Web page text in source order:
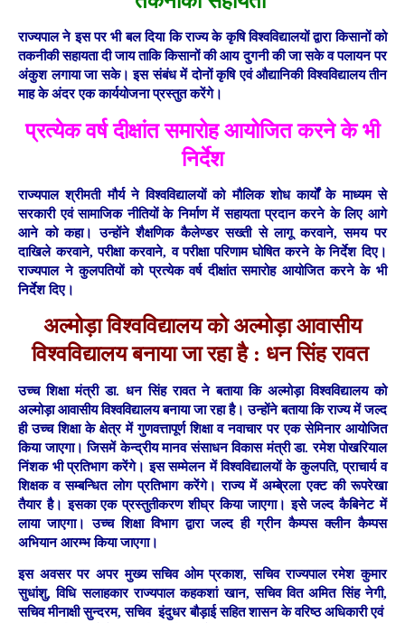
राज्यपाल ने इस पर भी बल दिया कि राज्य के कृषि विश्वविद्यालयों द्वारा किसानों को
तकनीकी सहायता दी जाय ताकि किसानों की आय दुगनी की जा सके व पलायन पर
अंकुश लगाया जा सके। इस संबंध में दोनों कृषि एवं औद्यानिकी विश्वविद्यालय तीन
माह के अंदर एक कार्ययोजना प्रस्तुत करेंगे।
प्रत्येक वर्ष दीक्षांत समारोह आयोजित करने के भी
निर्देश
राज्यपाल श्रीमती मौर्य ने विश्वविद्यालयों को मौलिक शोध कार्यों के माध्यम से
सरकारी एवं सामाजिक नीतियों के निर्माण में सहायता प्रदान करने के लिए आगे
आने को कहा। उन्होंने शैक्षणिक कैलेण्डर सख्ती से लागू करवाने, समय पर
दाखिले करवाने, परीक्षा करवाने, व परीक्षा परिणाम घोषित करने के निर्देश दिए।
राज्यपाल ने कुलपतियों को प्रत्येक वर्ष दीक्षांत समारोह आयोजित करने के भी
निर्देश दिए।
अल्मोड़ा विश्वविद्यालय को अल्मोड़ा आवासीय
विश्वविद्यालय बनाया जा रहा है : धन सिंह रावत
उच्च शिक्षा मंत्री डा. धन सिंह रावत ने बताया कि अल्मोड़ा विश्वविद्यालय को
अल्मोड़ा आवासीय विश्वविद्यालय बनाया जा रहा है। उन्होंने बताया कि राज्य में जल्द
ही उच्च शिक्षा के क्षेत्र में गुणवत्तापूर्ण शिक्षा व नवाचार पर एक सेमिनार आयोजित
किया जाएगा। जिसमें केन्द्रीय मानव संसाधन विकास मंत्री डा. रमेश पोखरियाल
निंशक भी प्रतिभाग करेंगे। इस सम्मेलन में विश्वविद्यालयों के कुलपति, प्राचार्य व
शिक्षक व सम्बन्धित लोग प्रतिभाग करेंगे। राज्य में अम्बे्रला एक्ट की रूपरेखा
तैयार है। इसका एक प्रस्तुतीकरण शीघ्र किया जाएगा। इसेे जल्द कैबिनेट में
लाया जाएगा। उच्च शिक्षा विभाग द्वारा जल्द ही ग्रीन कैम्पस क्लीन कैम्पस
अभियान आरम्भ किया जाएगा।
इस अवसर पर अपर मुख्य सचिव ओम प्रकाश, सचिव राज्यपाल रमेश कुमार
सुधांशु, विधि सलाहकार राज्यपाल कहकशां खान, सचिव वित अमित सिंह नेगी,
सचिव मीनाक्षी सुन्दरम, सचिव इंदुधर बौड़ाई सहित शासन के वरिष्ठ अधिकारी एवं